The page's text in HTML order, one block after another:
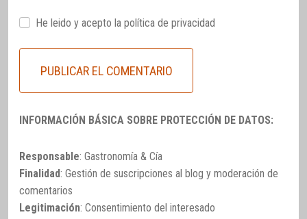
He leido y acepto la política de privacidad
INFORMACIÓN BÁSICA SOBRE PROTECCIÓN DE DATOS:
Responsable: Gastronomía & Cía
Finalidad: Gestión de suscripciones al blog y moderación de
comentarios
Legitimación: Consentimiento del interesado